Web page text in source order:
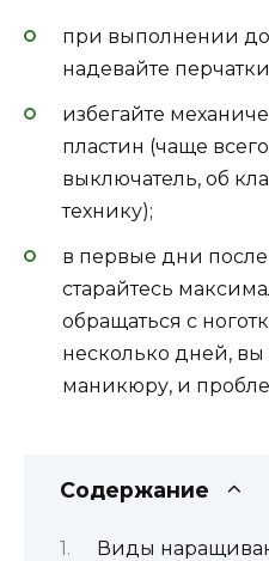
при выполнении
надевайте
избегайте
пластин (чаще всего
выключатель, об
технику);
в первые дни
старайтесь
обращаться с
несколько дней,
маникюру, и
Содержание
Виды